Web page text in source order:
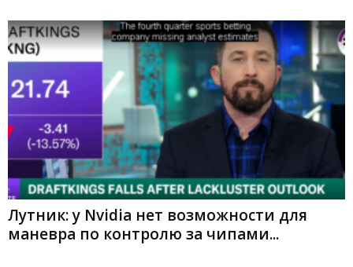
Лутник: у Nvidia нет возможности для
маневра по контролю за чипами...